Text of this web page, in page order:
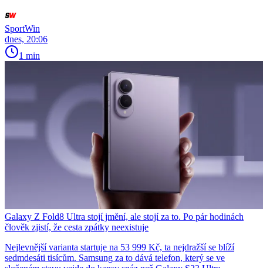
SportWin
dnes, 20:06
1 min
Galaxy Z Fold8 Ultra stojí jmění, ale stojí za to. Po pár hodinách
člověk zjistí, že cesta zpátky neexistuje
Nejlevnější varianta startuje na 53 999 Kč, ta nejdražší se blíží
sedmdesáti tisícům. Samsung za to dává telefon, který se ve